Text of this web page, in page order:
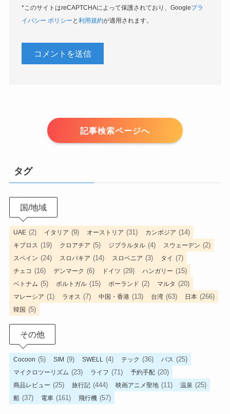
*このサイトはreCAPTCHAによって保護されており、Googleプラ
イバシー ポリシー と利用規約が適用されます。
記事検索ページへ
タグ
国/地域
UAE (2) イタリア (9) オーストリア (31) カンボジア (14)
キプロス (19) クロアチア (5) ジブラルタル (4) スウェーデン (2)
スペイン (24) スロバキア (14) スロベニア (3) タイ (7)
チェコ (16) デンマーク (6) ドイツ (29) ハンガリー (15)
ベトナム (5) ポルトガル (15) ポーランド (2) マルタ (20)
マレーシア (1) ラオス (7) 中国・香港 (13) 台湾 (63) 日本 (266)
韓国 (5)
その他
Cocoon (5) SIM (9) SWELL (4) テック (36) バス (25)
マイクロツーリズム (23) ライフ (71) 予約手配 (20)
商品レビュー (25) 旅行記 (444) 映画アニメ聖地 (11) 温泉 (25)
船 (37) 電車 (161) 飛行機 (57)